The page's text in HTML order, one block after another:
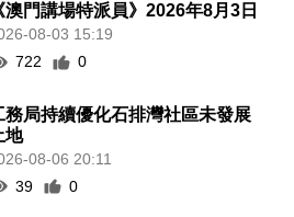
澳門講場特派員》2026年8月3日
08-03 15:19
722
0
務局持續優化石排灣社區未發展
地
08-06 20:11
39
0